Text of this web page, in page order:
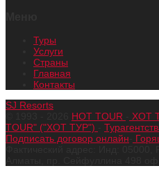
Туры
Услуги
Страны
Главная
Контакты
SJ Resorts
HOT TOUR ХОТ
TOUR" ("ХОТ ТУР")
Подписать договор онлайн